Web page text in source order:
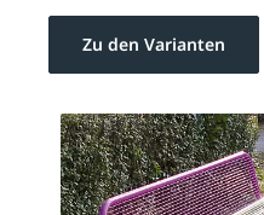
Zu den Varianten